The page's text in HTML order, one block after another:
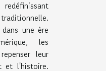
une ère
les
leur
et l'histoire.